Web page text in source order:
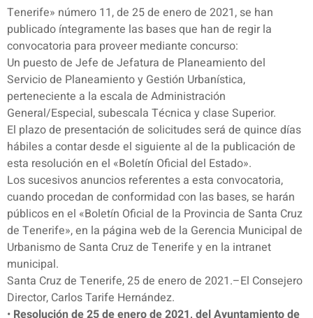
Tenerife» número 11, de 25 de enero de 2021, se han
publicado íntegramente las bases que han de regir la
convocatoria para proveer mediante concurso:
Un puesto de Jefe de Jefatura de Planeamiento del
Servicio de Planeamiento y Gestión Urbanística,
perteneciente a la escala de Administración
General/Especial, subescala Técnica y clase Superior.
El plazo de presentación de solicitudes será de quince días
hábiles a contar desde el siguiente al de la publicación de
esta resolución en el «Boletín Oficial del Estado».
Los sucesivos anuncios referentes a esta convocatoria,
cuando procedan de conformidad con las bases, se harán
públicos en el «Boletín Oficial de la Provincia de Santa Cruz
de Tenerife», en la página web de la Gerencia Municipal de
Urbanismo de Santa Cruz de Tenerife y en la intranet
municipal.
Santa Cruz de Tenerife, 25 de enero de 2021.–El Consejero
Director, Carlos Tarife Hernández.
• Resolución de 25 de enero de 2021, del Ayuntamiento de